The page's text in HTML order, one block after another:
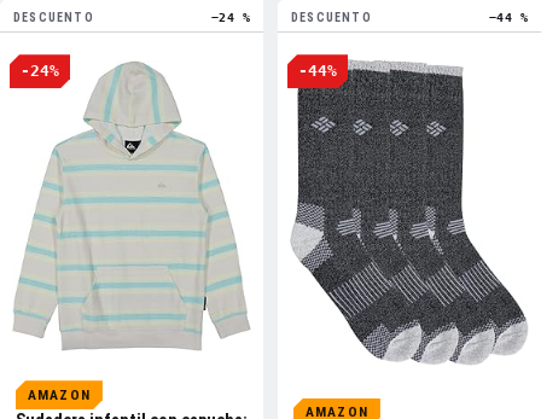
DESCUENTO −24 %
-24%
AMAZON
DESCUENTO −44 %
-44%
AMAZON